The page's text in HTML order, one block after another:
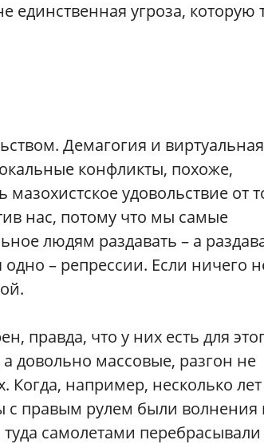
единственная угроза, которую
Демагогия и
конфликты, похоже,
удовольствие от
нас, потому что мы самые
людям раздавать – а
– репрессии. Если ничего
правда, что у них есть для
довольно массовые, разгон не
Когда, например, несколько лет
с правым рулем были волнения
самолетами перебрасывали